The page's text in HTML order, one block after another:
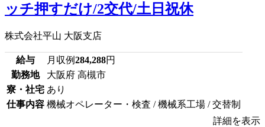
ッチ押すだけ/2交代/土日祝休
株式会社平山 大阪支店
給与 月収例284,288円
勤務地
大阪府 高槻市
寮・社宅 あり
仕事内容 機械オペレーター・検査 / 機械系工場 / 交替制
詳細を表示